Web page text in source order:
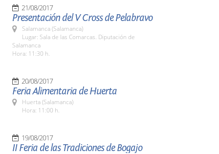
21/08/2017
Presentación del V Cross de Pelabravo
Salamanca (Salamanca)
Lugar: Sala de las Comarcas. Diputación de
Salamanca
Hora: 11:30 h.
20/08/2017
Feria Alimentaria de Huerta
Huerta (Salamanca)
Hora: 11:00 h.
19/08/2017
II Feria de las Tradiciones de Bogajo